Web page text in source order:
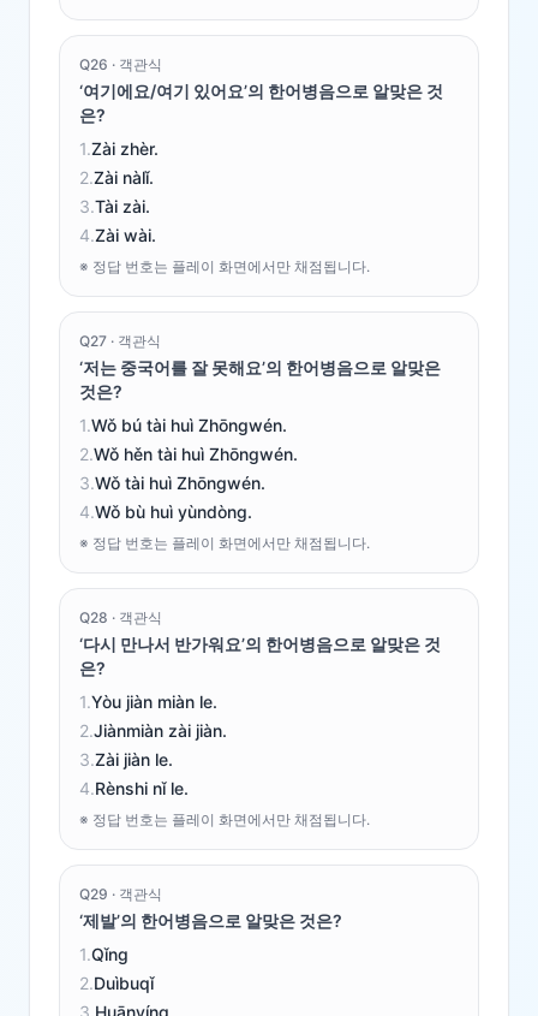
Q26 · 객관식
‘여기에요/여기 있어요’의 한어병음으로 알맞은 것
은?
1.Zài zhèr.
2.Zài nàlǐ.
3.Tài zài.
4.Zài wài.
※ 정답 번호는 플레이 화면에서만 채점됩니다.
Q27 · 객관식
‘저는 중국어를 잘 못해요’의 한어병음으로 알맞은
것은?
1.Wǒ bú tài huì Zhōngwén.
2.Wǒ hěn tài huì Zhōngwén.
3.Wǒ tài huì Zhōngwén.
4.Wǒ bù huì yùndòng.
※ 정답 번호는 플레이 화면에서만 채점됩니다.
Q28 · 객관식
‘다시 만나서 반가워요’의 한어병음으로 알맞은 것
은?
1.Yòu jiàn miàn le.
2.Jiànmiàn zài jiàn.
3.Zài jiàn le.
4.Rènshi nǐ le.
※ 정답 번호는 플레이 화면에서만 채점됩니다.
Q29 · 객관식
‘제발’의 한어병음으로 알맞은 것은?
1.Qǐng
2.Duìbuqǐ
3.Huānyíng